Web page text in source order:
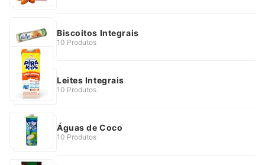
Biscoitos Integrais
10 Produtos
Leites Integrais
10 Produtos
Águas de Coco
10 Produtos